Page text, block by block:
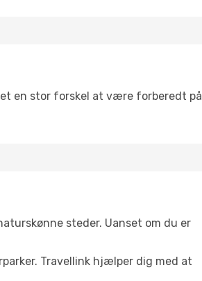
en stor forskel at være forberedt på
steder. Uanset om du er
Travellink hjælper dig med at